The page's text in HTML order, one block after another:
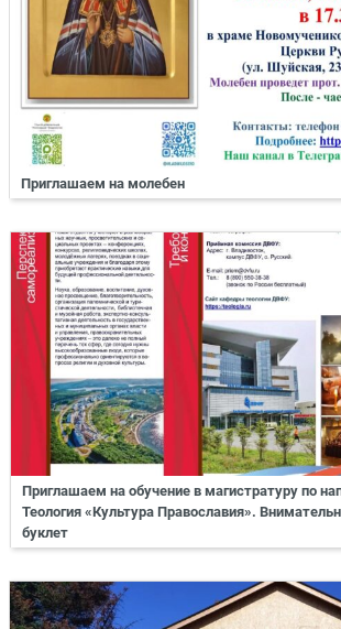
Приглашаем на молебен
Приглашаем на обучение в магистратуру по
Теология «Культура Православия».
буклет